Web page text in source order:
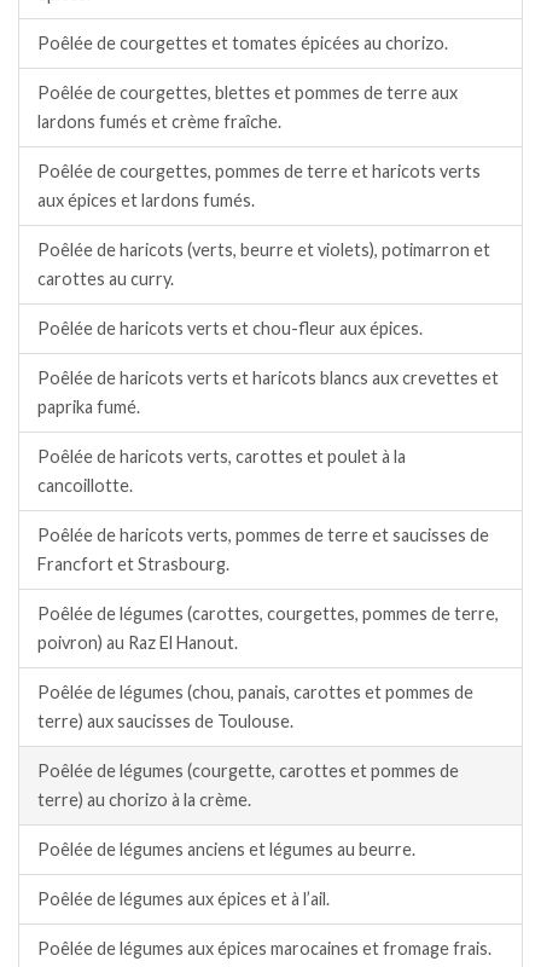
Poêlée de courgettes et tomates épicées au chorizo.
Poêlée de courgettes, blettes et pommes de terre aux
lardons fumés et crème fraîche.
Poêlée de courgettes, pommes de terre et haricots verts
aux épices et lardons fumés.
Poêlée de haricots (verts, beurre et violets), potimarron et
carottes au curry.
Poêlée de haricots verts et chou-fleur aux épices.
Poêlée de haricots verts et haricots blancs aux crevettes et
paprika fumé.
Poêlée de haricots verts, carottes et poulet à la
cancoillotte.
Poêlée de haricots verts, pommes de terre et saucisses de
Francfort et Strasbourg.
Poêlée de légumes (carottes, courgettes, pommes de terre,
poivron) au Raz El Hanout.
Poêlée de légumes (chou, panais, carottes et pommes de
terre) aux saucisses de Toulouse.
Poêlée de légumes (courgette, carottes et pommes de
terre) au chorizo à la crème.
Poêlée de légumes anciens et légumes au beurre.
Poêlée de légumes aux épices et à l’ail.
Poêlée de légumes aux épices marocaines et fromage frais.